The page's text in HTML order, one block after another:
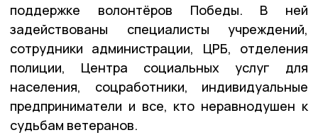
поддержке волонтёров Победы. В ней
задействованы специалисты учреждений,
сотрудники администрации, ЦРБ, отделения
полиции, Центра социальных услуг для
населения, соцработники, индивидуальные
предприниматели и все, кто неравнодушен к
судьбам ветеранов.